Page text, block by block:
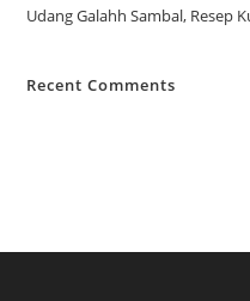
Udang Galahh Sambal, Resep
Recent Comments